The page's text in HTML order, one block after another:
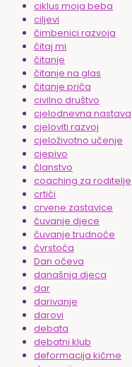
ciklus moja beba
ciljevi
čimbenici razvoja
čitaj mi
čitanje
čitanje na glas
čitanje priča
civilno društvo
cjelodnevna nastava
cjeloviti razvoj
cjeloživotno učenje
cjepivo
članstvo
coaching za roditelje
crtići
crvene zastavice
čuvanje djece
čuvanje trudnoće
čvrstoća
Dan očeva
današnja djeca
dar
darivanje
darovi
debata
debatni klub
deformacija kičme